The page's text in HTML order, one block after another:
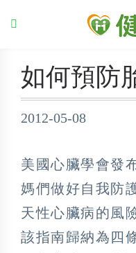
如何預防
2012-05-08
美國心臟學會發
媽們做好自我防
天性心臟病的風
該指南歸納為四